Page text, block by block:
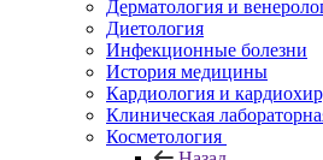
Дерматология и
Диетология
Инфекционные болезни
История медицины
Кардиология и
Клиническая
Косметология